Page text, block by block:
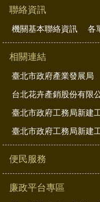
聯絡資訊
機關基本聯絡資訊 各
相關連結
臺北市政府產業發展局
台北花卉產銷股份有限
臺北市政府工務局新建
臺北市政府工務局新建
便民服務
廉政平台專區